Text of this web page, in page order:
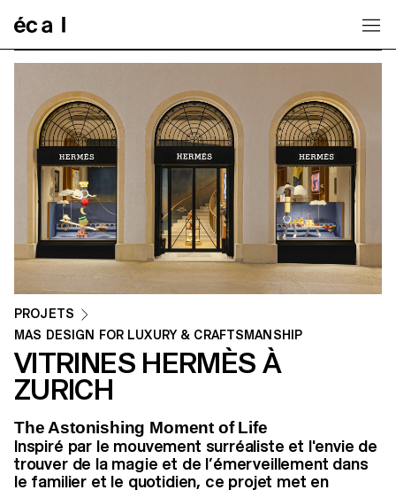
PROJETS
MAS DESIGN FOR LUXURY & CRAFTSMANSHIP
VITRINES HERMÈS À
ZURICH
The Astonishing Moment of Life
Inspiré par le mouvement surréaliste et l'envie de
trouver de la magie et de l’émerveillement dans
le familier et le quotidien, ce projet met en